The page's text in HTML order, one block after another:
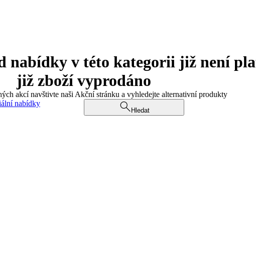
nabídky v této kategorii již není
již zboží vyprodáno
akcí navštivte naši Akční stránku a vyhledejte alternativní produkty
nabídky
Hledat